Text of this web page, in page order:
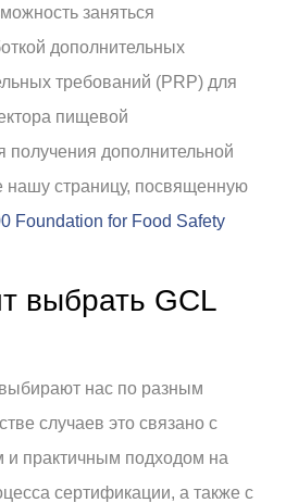
заняться
дополнительных
требований (PRP) для
пищевой
дополнительной
нашу страницу, посвященную
Foundation for Food Safety
выбрать GCL
нас по разным
случаев это связано с
практичным подходом на
сертификации, а также с